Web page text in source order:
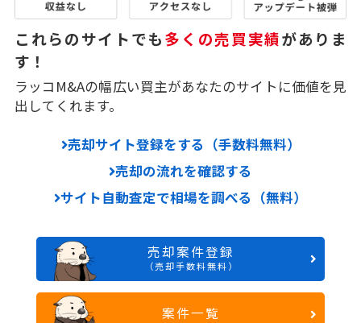
これらのサイトでも多くの売買実績がありま
す！
ラッコM&Aの幅広い買主があなたのサイトに価値を見
出してくれます。
売却サイト登録をする（手数料無料）
売却の流れを確認する
サイト自動査定で相場を調べる（無料）
売却案件登録
（売却手数料無料）
案件一覧